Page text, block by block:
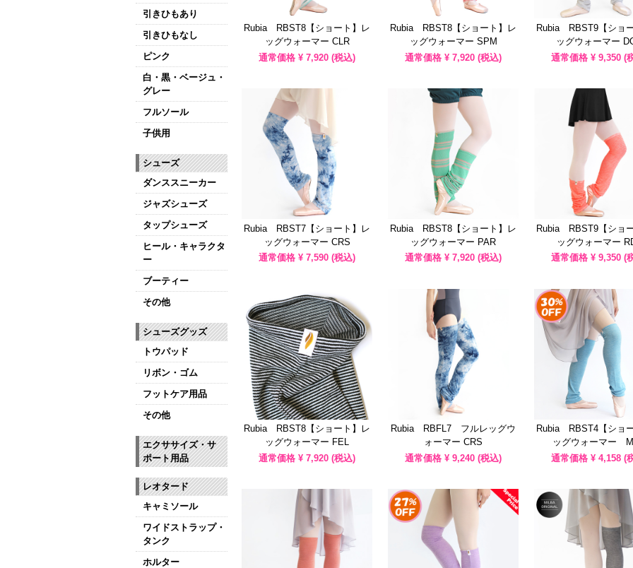
Rubia RBST8【ショート】レ
ッグウォーマー CLR
通常価格 ¥ 7,920 (税込)
Rubia RBST8【ショート】レ
ッグウォーマー SPM
通常価格 ¥ 7,920 (税込)
Rubia RBST9【ショ
ッグウォーマー
通常価格 ¥ 9,350 (
Rubia RBST7【ショート】レ
ッグウォーマー CRS
通常価格 ¥ 7,590 (税込)
Rubia RBST8【ショート】レ
ッグウォーマー PAR
通常価格 ¥ 7,920 (税込)
Rubia RBST9【ショ
ッグウォーマー
通常価格 ¥ 9,350 (
Rubia RBST8【ショート】レ
ッグウォーマー FEL
通常価格 ¥ 7,920 (税込)
Rubia RBFL7 フルレッグウ
ォーマー CRS
通常価格 ¥ 9,240 (税込)
Rubia RBST4【ショ
ッグウォーマー
通常価格 ¥ 4,158 (
引きひもあり
引きひもなし
ピンク
白・黒・ベージュ・
グレー
フルソール
子供用
シューズ
ダンススニーカー
ジャズシューズ
タップシューズ
ヒール・キャラクタ
ー
ブーティー
その他
シューズグッズ
トウパッド
リボン・ゴム
フットケア用品
その他
エクササイズ・サ
ポート用品
レオタード
キャミソール
ワイドストラップ・
タンク
ホルター